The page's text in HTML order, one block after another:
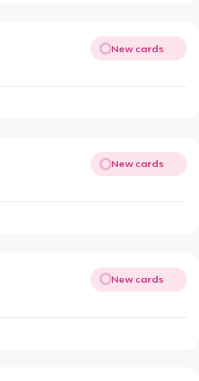
New cards
New cards
New cards